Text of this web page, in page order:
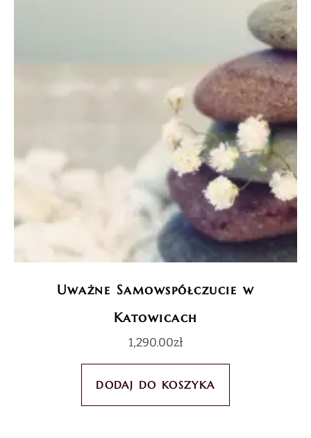
Uważne Samowspółczucie w
Katowicach
1,290.00zł
DODAJ DO KOSZYKA